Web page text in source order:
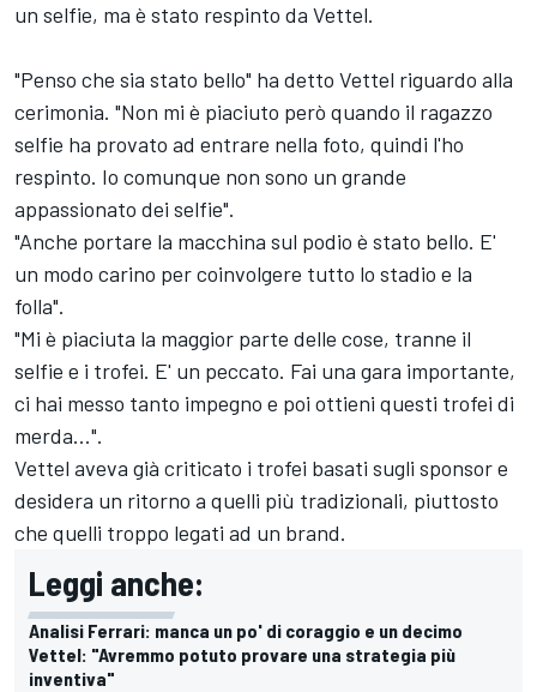
un selfie, ma è stato respinto da Vettel.
"Penso che sia stato bello" ha detto Vettel riguardo alla
cerimonia. "Non mi è piaciuto però quando il ragazzo
selfie ha provato ad entrare nella foto, quindi l'ho
respinto. Io comunque non sono un grande
appassionato dei selfie".
"Anche portare la macchina sul podio è stato bello. E'
un modo carino per coinvolgere tutto lo stadio e la
folla".
"Mi è piaciuta la maggior parte delle cose, tranne il
selfie e i trofei. E' un peccato. Fai una gara importante,
ci hai messo tanto impegno e poi ottieni questi trofei di
merda...".
Vettel aveva già criticato i trofei basati sugli sponsor e
desidera un ritorno a quelli più tradizionali, piuttosto
che quelli troppo legati ad un brand.
Leggi anche:
Analisi Ferrari: manca un po' di coraggio e un decimo
Vettel: "Avremmo potuto provare una strategia più
inventiva"